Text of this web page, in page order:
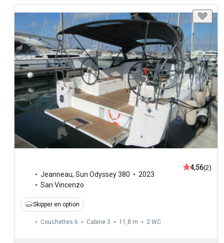
Jeanneau, Sun Odyssey 380
2023
San Vincenzo
4,56(2)
Skipper en option
Couchettes 6 Cabine 3 11,8 m 2 WC